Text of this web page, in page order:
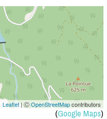
Leaflet | ⒸOpenStreetMapcontributors
(Google Maps)